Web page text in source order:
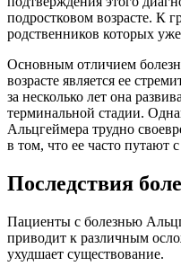
подростковом возрасте. К
родственников которых
Основным отличием
возрасте является ее
за несколько лет она
терминальной стадии.
Альцгеймера трудно
в том, что ее часто путают
Последствия
Пациенты с болезнью
приводит к различным
ухудшает существование.